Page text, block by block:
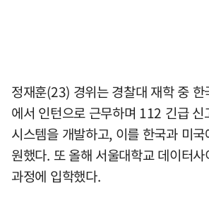
정재훈(23) 경위는 경찰대 재학 중 한
에서 인턴으로 근무하며 112 긴급 신
시스템을 개발하고, 이를 한국과 미
원했다. 또 올해 서울대학교 데이터
과정에 입학했다.